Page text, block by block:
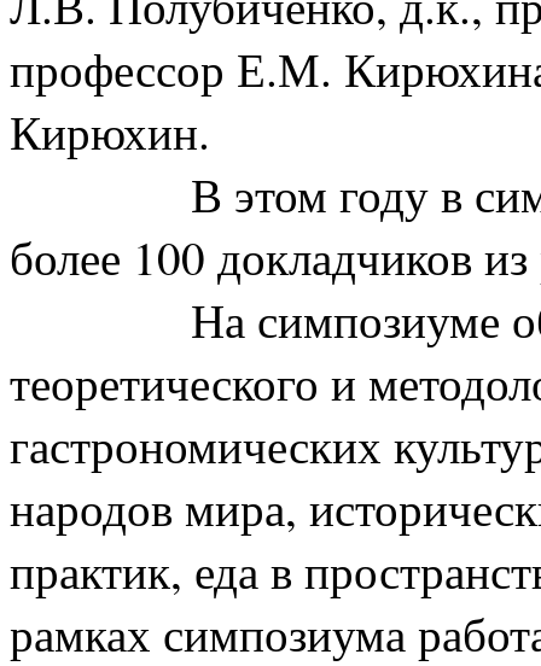
профессор Е.М.
Кирюхин.
В этом году в
более 100 докладчиков
На симпозиуме
теоретического и
гастрономических
народов мира,
практик, еда в
рамках симпозиума